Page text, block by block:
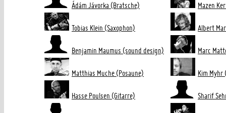
Ádám Jávorka (Bratsche) Mazen
Tobias Klein (Saxophon) Albert
Benjamin Maumus (sound design) Marc
Matthias Muche (Posaune) Kim Myhr
Hasse Poulsen (Gitarre) Sharif